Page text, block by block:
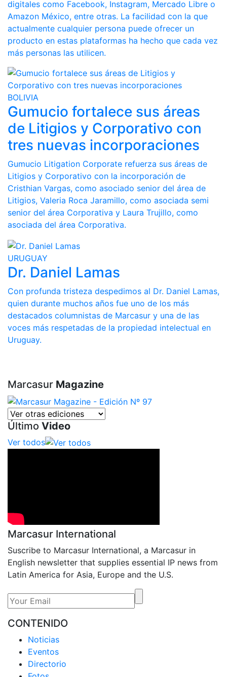
digitales como Facebook, Instagram, Mercado Libre o
Amazon México, entre otras. La facilidad con la que
actualmente cualquier persona puede ofrecer un
producto en estas plataformas ha hecho que cada vez
más personas las utilicen.
BOLIVIA
Gumucio fortalece sus áreas
de Litigios y Corporativo con
tres nuevas incorporaciones
Gumucio Litigation Corporate refuerza sus áreas de
Litigios y Corporativo con la incorporación de
Cristhian Vargas, como asociado senior del área de
Litigios, Valeria Roca Jaramillo, como asociada semi
senior del área Corporativa y Laura Trujillo, como
asociada del área Corporativa.
URUGUAY
Dr. Daniel Lamas
Con profunda tristeza despedimos al Dr. Daniel Lamas,
quien durante muchos años fue uno de los más
destacados columnistas de Marcasur y una de las
voces más respetadas de la propiedad intelectual en
Uruguay.
Marcasur Magazine
Último Video
Ver todos
Marcasur International
Suscribe to Marcasur International, a Marcasur in
English newsletter that supplies essential IP news from
Latin America for Asia, Europe and the U.S.
CONTENIDO
Noticias
Eventos
Directorio